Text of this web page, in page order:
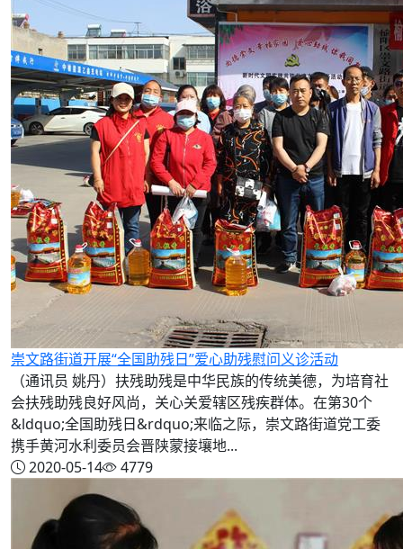
崇文路街道开展“全国助残日”爱心助残慰问义诊活动
（通讯员 姚丹）扶残助残是中华民族的传统美德，为培育社
会扶残助残良好风尚，关心关爱辖区残疾群体。在第30个
&ldquo;全国助残日&rdquo;来临之际，崇文路街道党工委
携手黄河水利委员会晋陕蒙接壤地...
2020-05-14
4779